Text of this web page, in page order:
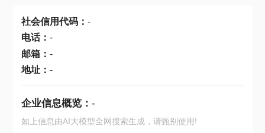
社会信用代码： -
电话： -
邮箱： -
地址： -
企业信息概览： -
如上信息由AI大模型全网搜索生成，请甄别使用!